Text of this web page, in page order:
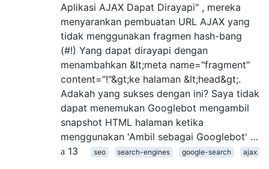
Aplikasi AJAX Dapat Dirayapi" , mereka
menyarankan pembuatan URL AJAX yang
tidak menggunakan fragmen hash-bang
(#!) Yang dapat dirayapi dengan
menambahkan &lt;meta name="fragment"
content="!"&gt;ke halaman &lt;head&gt;.
Adakah yang sukses dengan ini? Saya tidak
dapat menemukan Googlebot mengambil
snapshot HTML halaman ketika
menggunakan 'Ambil sebagai Googlebot' …
13
seo search-engines google-search ajax